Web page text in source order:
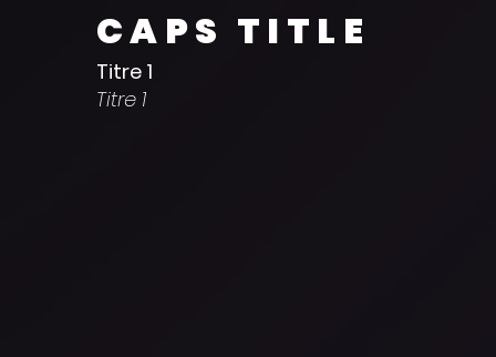
CAPS TITLE
Titre 1
Titre 1